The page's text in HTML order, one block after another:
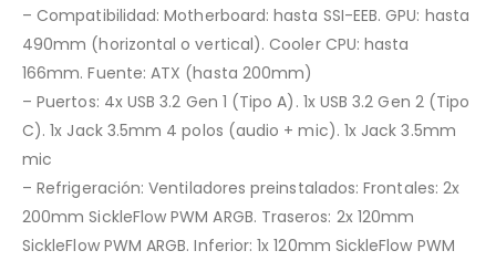
– Compatibilidad: Motherboard: hasta SSI-EEB. GPU: hasta
490mm (horizontal o vertical). Cooler CPU: hasta
166mm. Fuente: ATX (hasta 200mm)
– Puertos: 4x USB 3.2 Gen 1 (Tipo A). 1x USB 3.2 Gen 2 (Tipo
C). 1x Jack 3.5mm 4 polos (audio + mic). 1x Jack 3.5mm
mic
– Refrigeración: Ventiladores preinstalados: Frontales: 2x
200mm SickleFlow PWM ARGB. Traseros: 2x 120mm
SickleFlow PWM ARGB. Inferior: 1x 120mm SickleFlow PWM